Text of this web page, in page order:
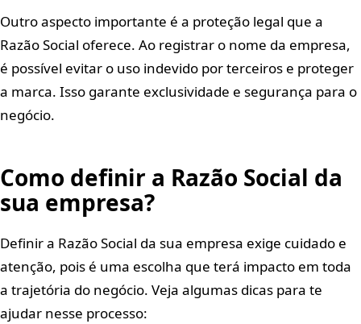
Outro aspecto importante é a proteção legal que a
Razão Social oferece. Ao registrar o nome da empresa,
é possível evitar o uso indevido por terceiros e proteger
a marca. Isso garante exclusividade e segurança para o
negócio.
Como definir a Razão Social da
sua empresa?
Definir a Razão Social da sua empresa exige cuidado e
atenção, pois é uma escolha que terá impacto em toda
a trajetória do negócio. Veja algumas dicas para te
ajudar nesse processo: